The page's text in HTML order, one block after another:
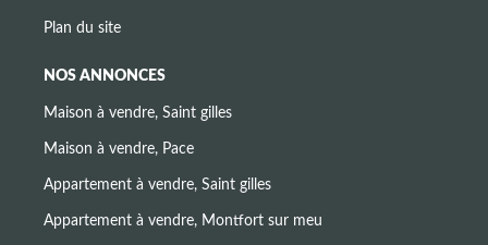
Plan du site
NOS ANNONCES
Maison à vendre, Saint gilles
Maison à vendre, Pace
Appartement à vendre, Saint gilles
Appartement à vendre, Montfort sur meu